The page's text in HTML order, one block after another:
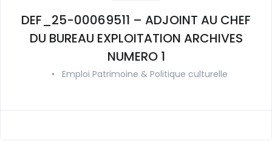
DEF_25-00069511 – ADJOINT AU CHEF
DU BUREAU EXPLOITATION ARCHIVES
NUMERO 1
• Emploi Patrimoine & Politique culturelle